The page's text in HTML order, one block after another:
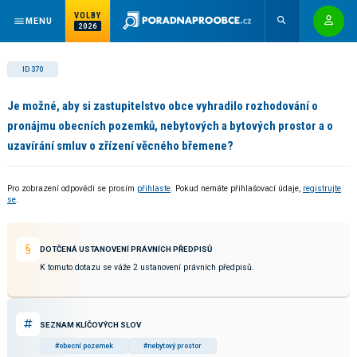
MENU
VOLBY
2026
ID 370
Je možné, aby si zastupitelstvo obce vyhradilo rozhodování o
pronájmu obecních pozemků, nebytových a bytových prostor a o
uzavírání smluv o zřízení věcného břemene?
Pro zobrazení odpovědi se prosím přihlaste. Pokud nemáte přihlašovací údaje, registrujte
se.
DOTČENÁ USTANOVENÍ PRÁVNÍCH PŘEDPISŮ
K tomuto dotazu se váže 2 ustanovení právních předpisů.
SEZNAM KLÍČOVÝCH SLOV
#obecní pozemek #nebytový prostor